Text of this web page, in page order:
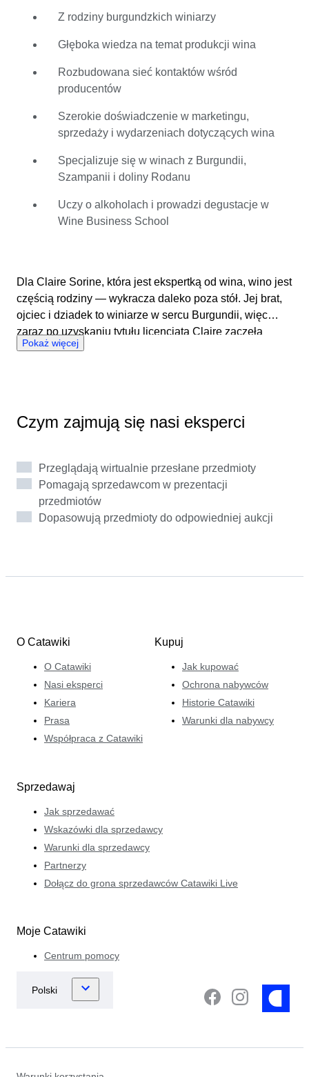
Jako wieczna studentka swojej pasji pracowała u
siedmiu różnych winiarzy od 18\. roku życia — ucząc się
pochodzących z Burgundii i Szampanii oraz doliny
Rodanu. Najlepsi eksperci pozostają skromni, więc
świecie jest zbyt wiele win i twierdzi, że nie da się
poznać wszystkiego, każdej nazwy, każdego rocznika.
W serwisie Catawiki Claire lubi pogłębiać swoją wiedzę
i odkrywać nowe perełki. Swoją wiedzę, począwszy od
wykorzystuje, aby tworzyć prawdziwe, korzystne dla obu
stron transakcje między nabywcami i sprzedawcami.
Z rodziny burgundzkich winiarzy
Głęboka wiedza na temat produkcji wina
Rozbudowana sieć kontaktów wśród
producentów
Szerokie doświadczenie w marketingu,
sprzedaży i wydarzeniach dotyczących wina
Specjalizuje się w winach z Burgundii,
Szampanii i doliny Rodanu
Uczy o alkoholach i prowadzi degustacje w
Wine Business School
Dla Claire Sorine, która jest ekspertką od wina, wino jest
częścią rodziny — wykracza daleko poza stół. Jej brat,
ojciec i dziadek to winiarze w sercu Burgundii, więc
zaraz po uzyskaniu tytułu licencjata Claire zaczęła
studiować wino, enologię i uprawę winorośli, aby
wszystkiego o świecie wina, ze specjalizacją w winach
pochodzących z Burgundii i Szampanii oraz doliny
Claire tak naprawdę nie utożsamiałaby się z nimi; na
świecie jest zbyt wiele win i twierdzi, że nie da się
poznać wszystkiego, każdej nazwy, każdego rocznika.
W serwisie Catawiki Claire lubi pogłębiać swoją wiedzę
stron transakcje między nabywcami i sprzedawcami.
Pokaż więcej
Czym zajmują się nasi eksperci
Przeglądają wirtualnie przesłane przedmioty
Pomagają sprzedawcom w prezentacji
przedmiotów
Dopasowują przedmioty do odpowiedniej aukcji
O Catawiki
O Catawiki
Nasi eksperci
Kariera
Prasa
Współpraca z Catawiki
Kupuj
Jak kupować
Ochrona nabywców
Historie Catawiki
Warunki dla nabywcy
Sprzedawaj
Jak sprzedawać
Wskazówki dla sprzedawcy
Warunki dla sprzedawcy
Partnerzy
Dołącz do grona sprzedawców Catawiki Live
Moje Catawiki
Centrum pomocy